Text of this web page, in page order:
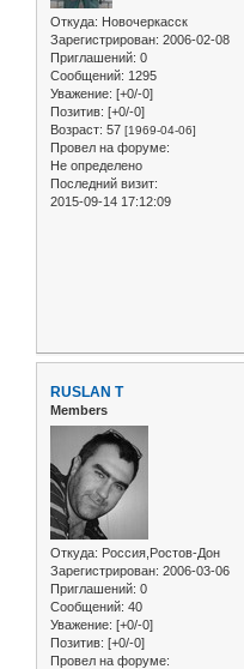
Откуда: Новочеркасск
Зарегистрирован: 2006-02-08
Приглашений: 0
Сообщений: 1295
Уважение: [+0/-0]
Позитив: [+0/-0]
Возраст: 57 [1969-04-06]
Провел на форуме:
Не определено
Последний визит:
2015-09-14 17:12:09
RUSLAN T
Members
Откуда: Россия,Ростов-Дон
Зарегистрирован: 2006-03-06
Приглашений: 0
Сообщений: 40
Уважение: [+0/-0]
Позитив: [+0/-0]
Провел на форуме: